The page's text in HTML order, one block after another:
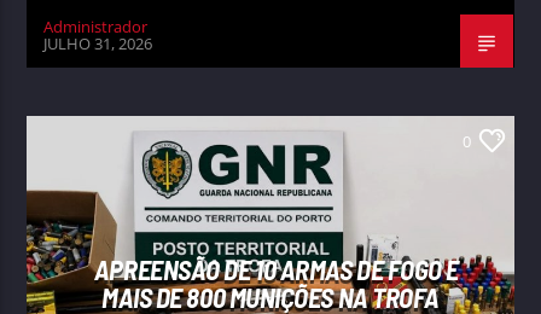
Administrador
JULHO 31, 2026
0
APREENSÃO DE 10 ARMAS DE FOGO E
MAIS DE 800 MUNIÇÕES NA TROFA